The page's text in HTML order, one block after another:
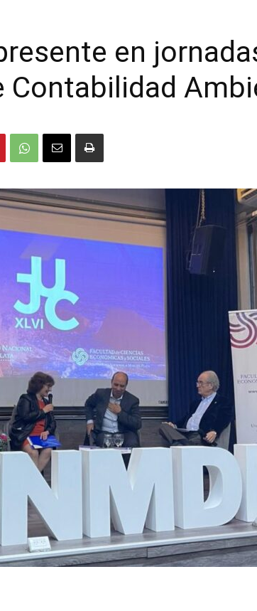
en
Contabilidad